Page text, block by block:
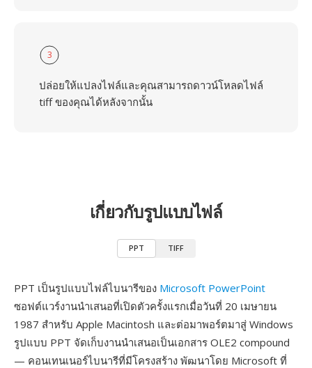
3
ปล่อยให้แปลงไฟล์และคุณสามารถดาวน์โหลดไฟล์
tiff ของคุณได้หลังจากนั้น
เกี่ยวกับรูปแบบไฟล์
PPT TIFF
PPT เป็นรูปแบบไฟล์ไบนารีของ Microsoft PowerPoint
ซอฟต์แวร์งานนำเสนอที่เปิดตัวครั้งแรกเมื่อวันที่ 20 เมษายน
1987 สำหรับ Apple Macintosh และต่อมาพอร์ตมาสู่ Windows
รูปแบบ PPT จัดเก็บงานนำเสนอเป็นเอกสาร OLE2 compound
— คอนเทนเนอร์ไบนารีที่มีโครงสร้าง พัฒนาโดย Microsoft ที่